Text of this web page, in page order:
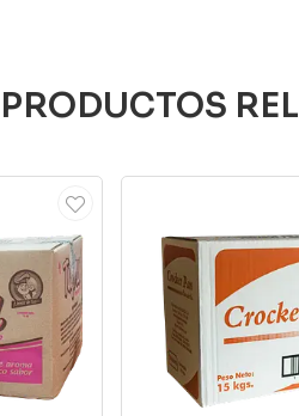
PRODUCTOS